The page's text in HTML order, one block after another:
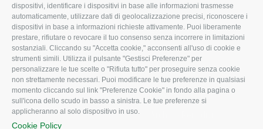
dispositivi, identificare i dispositivi in base alle informazioni trasmesse
automaticamente, utilizzare dati di geolocalizzazione precisi, riconoscere i
dispositivi in base a informazioni richieste attivamente. Puoi liberamente
prestare, rifiutare o revocare il tuo consenso senza incorrere in limitazioni
sostanziali. Cliccando su "Accetta cookie," acconsenti all'uso di cookie e
strumenti simili. Utilizza il pulsante "Gestisci Preferenze" per
personalizzare le tue scelte o "Rifiuta tutto" per proseguire senza cookie
non strettamente necessari. Puoi modificare le tue preferenze in qualsiasi
momento cliccando sul link "Preferenze Cookie" in fondo alla pagina o
sull'icona dello scudo in basso a sinistra. Le tue preferenze si
applicheranno al solo dispositivo in uso.
Cookie Policy
Whistleblowing
Confagricoltura Rovigo e
Agricoltori srl
Notizie in evidenza
Eventi
Comunicati Stampa
Video
Iscrizione Newsletter
Newsletter